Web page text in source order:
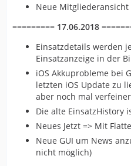
Neue Mitgliederansicht
========= 17.06.2018
Einsatzdetails werden
Einsatzanzeige in der
iOS Akkuprobleme bei
letzten iOS Update zu
aber noch mal
Die alte EinsatzHistory
Neues Jetzt => Mit
Neue GUI um News
nicht möglich)